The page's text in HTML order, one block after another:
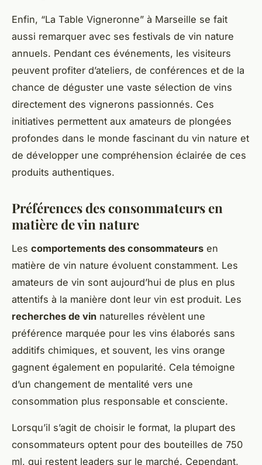
Enfin, “La Table Vigneronne” à Marseille se fait
aussi remarquer avec ses festivals de vin nature
annuels. Pendant ces événements, les visiteurs
peuvent profiter d’ateliers, de conférences et de la
chance de déguster une vaste sélection de vins
directement des vignerons passionnés. Ces
initiatives permettent aux amateurs de plongées
profondes dans le monde fascinant du vin nature et
de développer une compréhension éclairée de ces
produits authentiques.
Préférences des consommateurs en
matière de vin nature
Les comportements des consommateurs en
matière de vin nature évoluent constamment. Les
amateurs de vin sont aujourd’hui de plus en plus
attentifs à la manière dont leur vin est produit. Les
recherches de vin naturelles révèlent une
préférence marquée pour les vins élaborés sans
additifs chimiques, et souvent, les vins orange
gagnent également en popularité. Cela témoigne
d’un changement de mentalité vers une
consommation plus responsable et consciente.
Lorsqu’il s’agit de choisir le format, la plupart des
consommateurs optent pour des bouteilles de 750
ml, qui restent leaders sur le marché. Cependant,